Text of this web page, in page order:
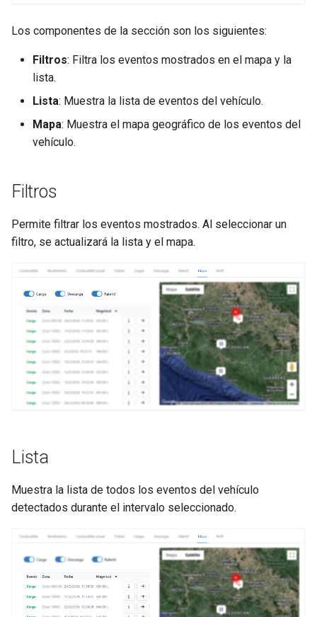
o
e
a
unidades
Zonas
Nuevo servicio
Perfiles de servicio
Selección de intervalo de
Listado de Eventos
Mapa de eventos de una
unidad
Rendimiento de la Flota
Zonas
Los componentes de la sección son los siguientes:
Filtros: Filtra los eventos mostrados en el mapa y la
lista.
Lista: Muestra la lista de eventos del vehículo.
Mapa: Muestra el mapa geográfico de los eventos del
vehículo.
Filtros
Permite filtrar los eventos mostrados. Al seleccionar un
filtro, se actualizará la lista y el mapa.
Lista
Muestra la lista de todos los eventos del vehículo
detectados durante el intervalo seleccionado.